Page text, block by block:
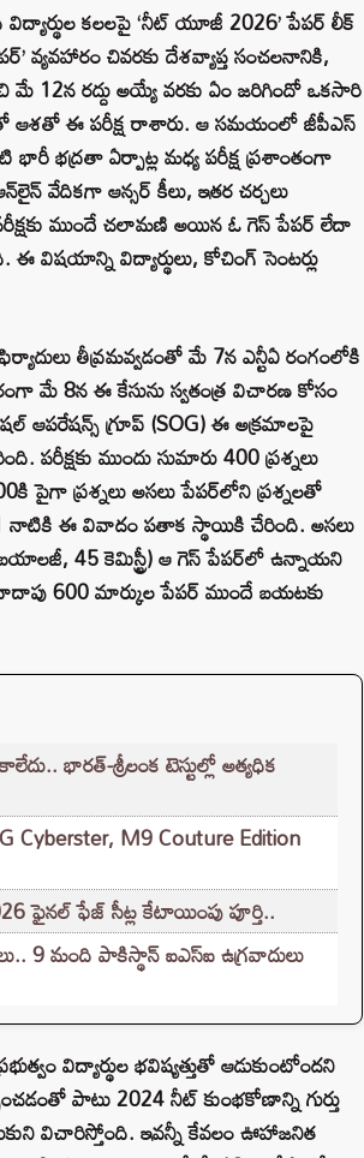
కలలపై ‘నీట్ యూజీ 2026’ పేపర్ లీక్
వ్యవహారం చివరకు దేశవ్యాప్త సంచలనానికి,
మే 12న రద్దు అయ్యే వరకు ఏం జరిగిందో ఒకసారి
ఆశతో ఈ పరీక్ష రాశారు. ఆ సమయంలో జీపీఎస్
భద్రతా ఏర్పాట్ల మధ్య పరీక్ష ప్రశాంతంగా
వేదికగా ఆన్సర్ కీలు, ఇతర చర్చలు
ముందే చలామణి అయిన ఓ గెస్ పేపర్ లేదా
ఈ విషయాన్ని విద్యార్థులు, కోచింగ్ సెంటర్లు
తీవ్రమవ్వడంతో మే 7న ఎన్టీఏ రంగంలోకి
మే 8న ఈ కేసును స్వతంత్ర విచారణ కోసం
ఆపరేషన్స్ గ్రూప్ (SOG) ఈ అక్రమాలపై
ముందు సుమారు 400 ప్రశ్నలు
పైగా ప్రశ్నలు అసలు పేపర్‌లోని ప్రశ్నలతో
నాటికి ఈ వివాదం పతాక స్థాయికి చేరింది. అసలు
బయాలజీ, 45 కెమిస్ట్రీ) ఆ గెస్ పేపర్‌లో ఉన్నాయని
600 మార్కుల పేపర్ ముందే బయటకు
భారత్-శ్రీలంక టెస్టుల్లో అత్యధిక
M9 Couture Edition
ఫైనల్ ఫేజ్ సీట్ల కేటాయింపు పూర్తి..
9 మంది పాకిస్థాన్ ఐఎస్ఐ ఉగ్రవాదులు
విద్యార్థుల భవిష్యత్తుతో ఆడుకుంటోందని
పాటు 2024 నీట్ కుంభకోణాన్ని గుర్తు
విచారిస్తోంది. ఇవన్నీ కేవలం ఊహాజనిత